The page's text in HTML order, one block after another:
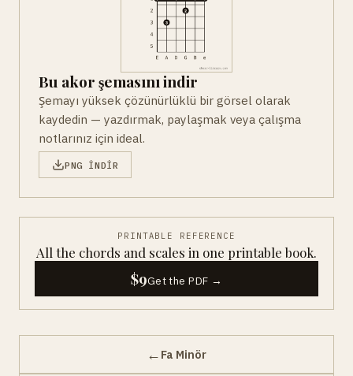
Bu akor şemasını indir
Şemayı yüksek çözünürlüklü bir görsel olarak
kaydedin — yazdırmak, paylaşmak veya çalışma
notlarınız için ideal.
PNG INDIR
PRINTABLE REFERENCE
All the chords and scales in one printable book.
$9Get the PDF →
← Fa Minör